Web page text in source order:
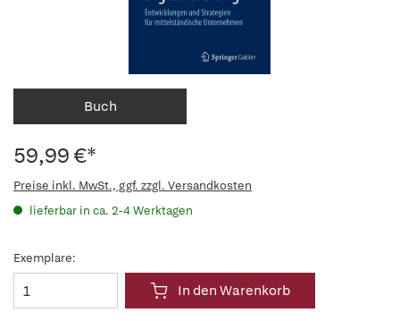
Buch
59,99 €*
Preise inkl. MwSt., ggf. zzgl. Versandkosten
lieferbar in ca. 2-4 Werktagen
Exemplare:
In den Warenkorb